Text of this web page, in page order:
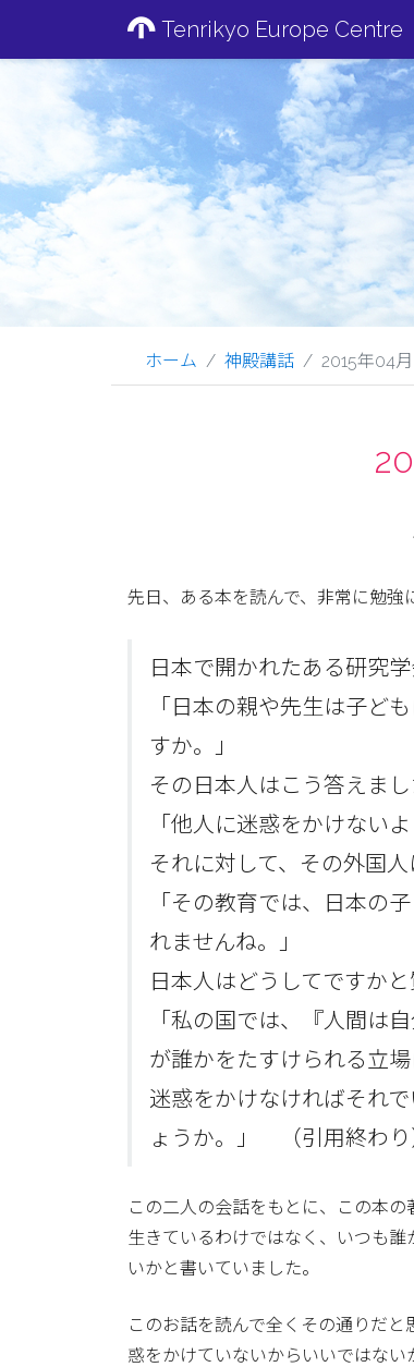
Tenrikyo Europe Centre
ホーム 神殿講話 2015年04月
先日、ある本を読んで、非常に勉強
日本で開かれたある研究
「日本の親や先生は子ど
すか。」
その日本人はこう答えまし
「他人に迷惑をかけない
それに対して、その外国人
「その教育では、日本の
れませんね。」
日本人はどうしてですか
「私の国では、『人間は
が誰かをたすけられる立
迷惑をかけなければそれ
ょうか。」 （引用終わり
この二人の会話をもとに、この本
生きているわけではなく、いつも
いかと書いていました。
このお話を読んで全くその通りだ
惑をかけていないからいいではな